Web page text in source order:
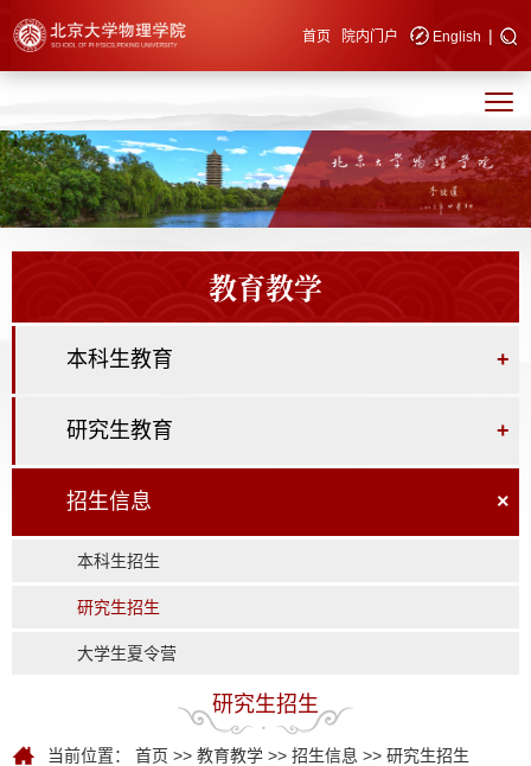
快速导航 首页 院内门户 English |
教育教学
本科生教育 +
研究生教育 +
招生信息 ×
本科生招生
研究生招生
大学生夏令营
研究生招生
当前位置： 首页 >> 教育教学 >> 招生信息 >> 研究生招生